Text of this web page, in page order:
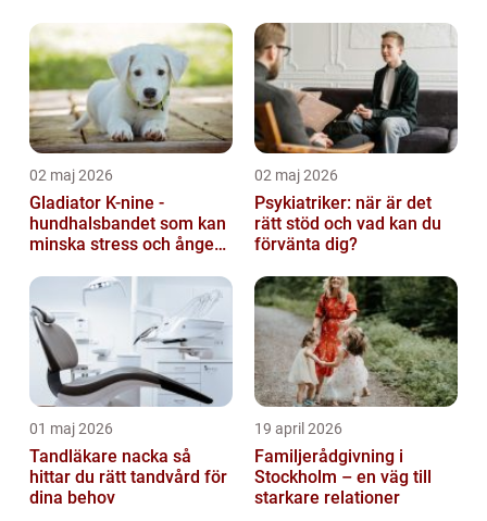
02 maj 2026
Gladiator K-nine -
hundhalsbandet som kan
minska stress och ångest
02 maj 2026
Psykiatriker: när är det
rätt stöd och vad kan du
förvänta dig?
01 maj 2026
Tandläkare nacka så
hittar du rätt tandvård för
dina behov
19 april 2026
Familjerådgivning i
Stockholm – en väg till
starkare relationer